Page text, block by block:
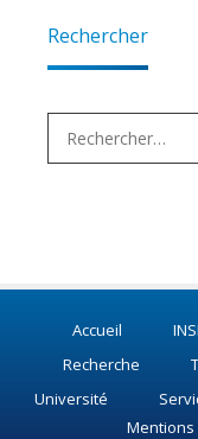
Rechercher
Accueil
Recherche
Université
Mentions